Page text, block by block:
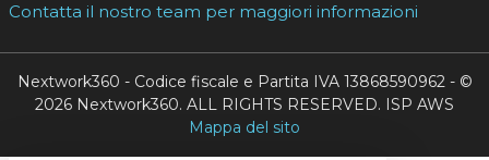
Contatta il nostro team per maggiori informazioni
Nextwork360 - Codice fiscale e Partita IVA 13868590962 - ©
2026 Nextwork360. ALL RIGHTS RESERVED. ISP AWS
Mappa del sito